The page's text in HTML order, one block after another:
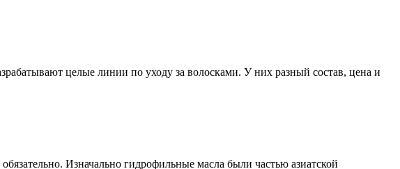
целые линии по уходу за волосками. У них разный состав, цена и
Изначально гидрофильные масла были частью азиатской